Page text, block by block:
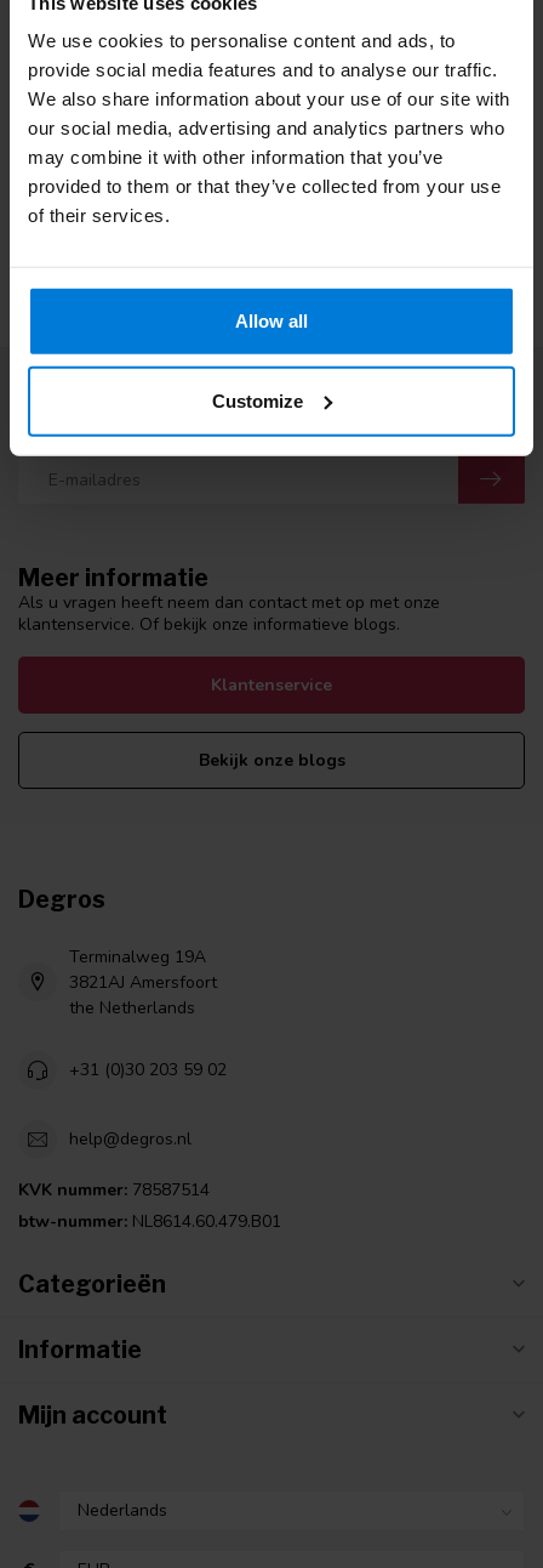
We use cookies to personalise content and ads, to
provide social media features and to analyse our traffic.
We also share information about your use of our site with
our social media, advertising and analytics partners who
may combine it with other information that you’ve
provided to them or that they’ve collected from your use
of their services.
Allow all
Customize
Wat is de garantietermijn en welke kwaliteit kan ik
verwachten?
Wij leveren uitsluitend A-kwaliteit producten. De wettelijke
garantietermijn is 6 maanden. Is een product niet naar wens dan
is retourneren makkelijk bij Degros. Wij zijn aangesloten bij
Webshop Keurmerk dat maakt shoppen bij Degros veilig en
betrouwbaar.
Meer informatie
Als u vragen heeft neem dan contact met op met onze
klantenservice. Of bekijk onze informatieve blogs.
Klantenservice
Bekijk onze blogs
Abonneer je op onze nieuwsbrief
Degros
Terminalweg 19A
3821AJ Amersfoort
the Netherlands
+31 (0)30 203 59 02
help@degros.nl
KVK nummer: 78587514
btw-nummer: NL8614.60.479.B01
Categorieën
Informatie
Mijn account